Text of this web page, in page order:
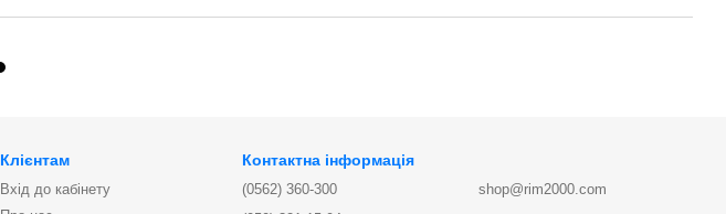
Клієнтам
Вхід до кабінету
Контактна інформація
(0562) 360-300
shop@rim2000.com